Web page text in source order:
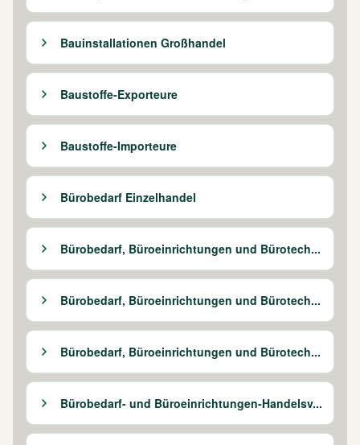
Bauinstallationen Großhandel
Baustoffe-Exporteure
Baustoffe-Importeure
Bürobedarf Einzelhandel
Bürobedarf, Büroeinrichtungen und Bürotech...
Bürobedarf, Büroeinrichtungen und Bürotech...
Bürobedarf, Büroeinrichtungen und Bürotech...
Bürobedarf- und Büroeinrichtungen-Handelsv...